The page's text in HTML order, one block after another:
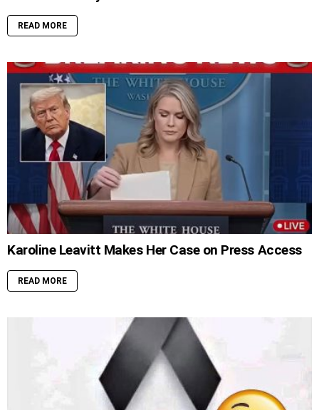
READ MORE
Karoline Leavitt Makes Her Case on Press Access
READ MORE